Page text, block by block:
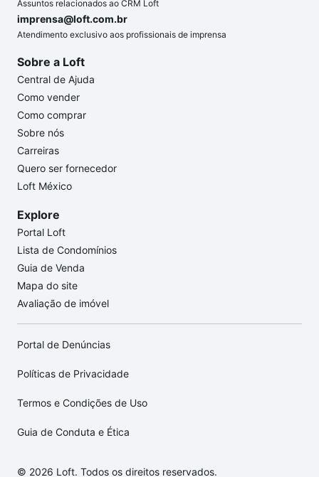
Assuntos relacionados ao CRM Loft
imprensa@loft.com.br
Atendimento exclusivo aos profissionais de imprensa
Sobre a Loft
Central de Ajuda
Como vender
Como comprar
Sobre nós
Carreiras
Quero ser fornecedor
Loft México
Explore
Portal Loft
Lista de Condomínios
Guia de Venda
Mapa do site
Avaliação de imóvel
Portal de Denúncias
Políticas de Privacidade
Termos e Condições de Uso
Guia de Conduta e Ética
© 2026 Loft. Todos os direitos reservados.